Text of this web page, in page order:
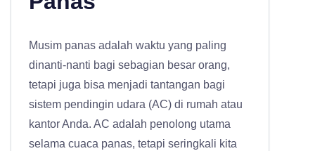
Musim panas adalah waktu yang paling
dinanti-nanti bagi sebagian besar orang,
tetapi juga bisa menjadi tantangan bagi
sistem pendingin udara (AC) di rumah atau
kantor Anda. AC adalah penolong utama
selama cuaca panas, tetapi seringkali kita